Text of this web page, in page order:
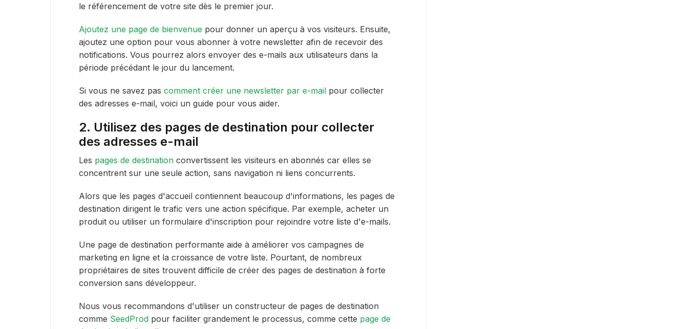
le référencement de votre site dès le premier jour.
Ajoutez une page de bienvenue pour donner un aperçu à vos visiteurs. Ensuite,
ajoutez une option pour vous abonner à votre newsletter afin de recevoir des
notifications. Vous pourrez alors envoyer des e-mails aux utilisateurs dans la
période précédant le jour du lancement.
Si vous ne savez pas comment créer une newsletter par e-mail pour collecter
des adresses e-mail, voici un guide pour vous aider.
2. Utilisez des pages de destination pour collecter
des adresses e-mail
Les pages de destination convertissent les visiteurs en abonnés car elles se
concentrent sur une seule action, sans navigation ni liens concurrents.
Alors que les pages d'accueil contiennent beaucoup d'informations, les pages de
destination dirigent le trafic vers une action spécifique. Par exemple, acheter un
produit ou utiliser un formulaire d'inscription pour rejoindre votre liste d'e-mails.
Une page de destination performante aide à améliorer vos campagnes de
marketing en ligne et la croissance de votre liste. Pourtant, de nombreux
propriétaires de sites trouvent difficile de créer des pages de destination à forte
conversion sans développeur.
Nous vous recommandons d'utiliser un constructeur de pages de destination
comme SeedProd pour faciliter grandement le processus, comme cette page de